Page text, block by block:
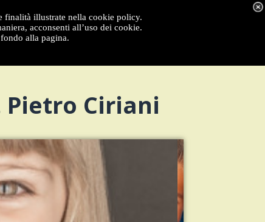
finalità illustrate nella cookie policy.
acconsenti all’uso dei cookie.
alla pagina.
Ciriani